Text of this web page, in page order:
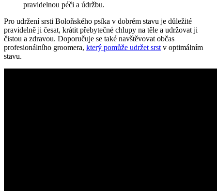
pravidelnou péči a údržbu.
Pro udržení srsti Boloňského psíka v dobrém stavu je důležité
pravidelně ji česat, krátit přebytečné chlupy na těle a udržovat ji
čistou a zdravou. Doporučuje se také navštěvovat občas
profesionálního groomera, který pomůže udržet srst v optimálním
stavu.